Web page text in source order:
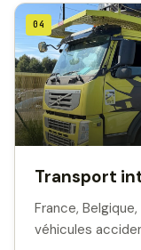
04
Transport
France,
véhicules